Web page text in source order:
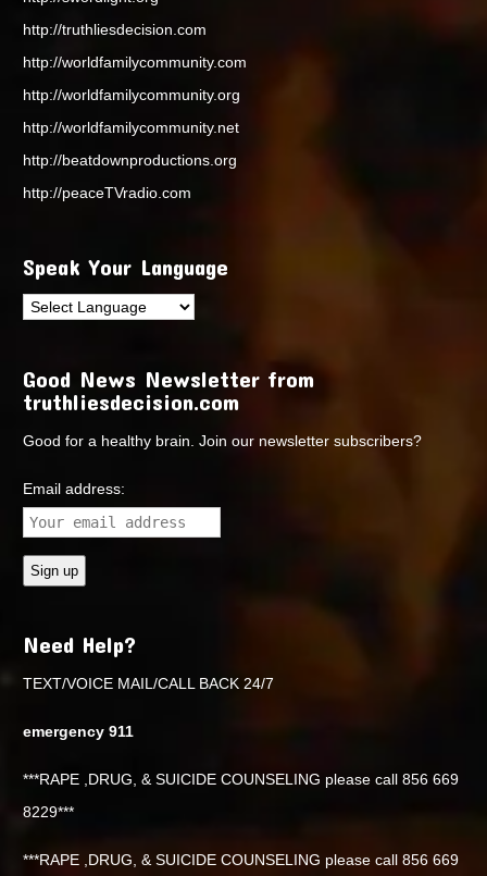
http://truthliesdecision.com
http://worldfamilycommunity.com
http://worldfamilycommunity.org
http://worldfamilycommunity.net
http://beatdownproductions.org
http://peaceTVradio.com
Speak Your Language
Good News Newsletter from
truthliesdecision.com
Good for a healthy brain. Join our newsletter subscribers?
Email address:
Need Help?
TEXT/VOICE MAIL/CALL BACK 24/7
emergency 911
***RAPE ,DRUG, & SUICIDE COUNSELING please call 856 669
8229***
***RAPE ,DRUG, & SUICIDE COUNSELING please call 856 669